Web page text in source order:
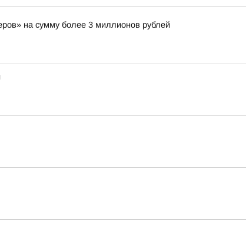
на сумму более 3 миллионов рублей